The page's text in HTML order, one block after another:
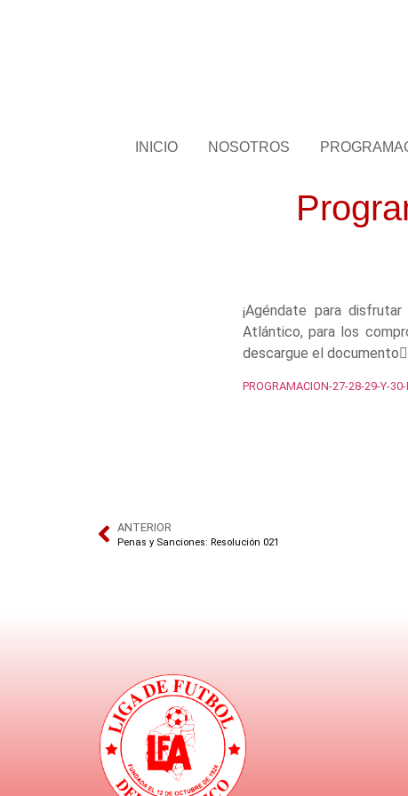
INICIO NOSOTROS
¡Agéndate para
Atlántico, para los
descargue el
PROGRAMACION-27-28-29-Y-
ANTERIOR
Penas y Sanciones: Resolución 021